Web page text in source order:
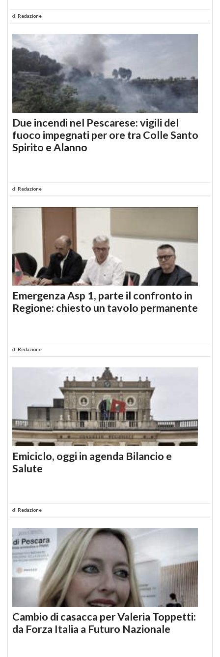
di Redazione
Due incendi nel Pescarese: vigili del
fuoco impegnati per ore tra Colle Santo
Spirito e Alanno
di Redazione
Emergenza Asp 1, parte il confronto in
Regione: chiesto un tavolo permanente
di Redazione
Emiciclo, oggi in agenda Bilancio e
Salute
di Redazione
Cambio di casacca per Valeria Toppetti:
da Forza Italia a Futuro Nazionale